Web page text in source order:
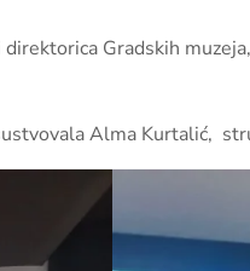
Gradskih
Alma Kurtalić,